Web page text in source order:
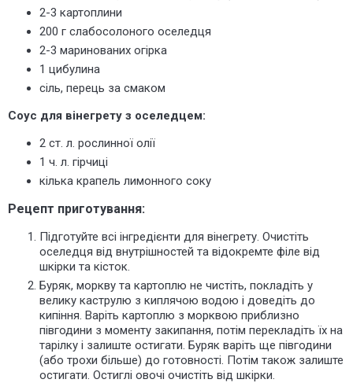
2-3 картоплини
200 г слабосолоного оселедця
2-3 маринованих огірка
1 цибулина
сіль, перець за смаком
Соус для вінегрету з оселедцем:
2 ст. л. рослинної олії
1 ч. л. гірчиці
кілька крапель лимонного соку
Рецепт приготування:
Підготуйте всі інгредієнти для вінегрету. Очистіть
оселедця від внутрішностей та відокремте філе від
шкірки та кісток.
Буряк, моркву та картоплю не чистіть, покладіть у
велику каструлю з киплячою водою і доведіть до
кипіння. Варіть картоплю з морквою приблизно
півгодини з моменту закипання, потім перекладіть їх на
тарілку і залиште остигати. Буряк варіть ще півгодини
(або трохи більше) до готовності. Потім також залиште
остигати. Остиглі овочі очистіть від шкірки.